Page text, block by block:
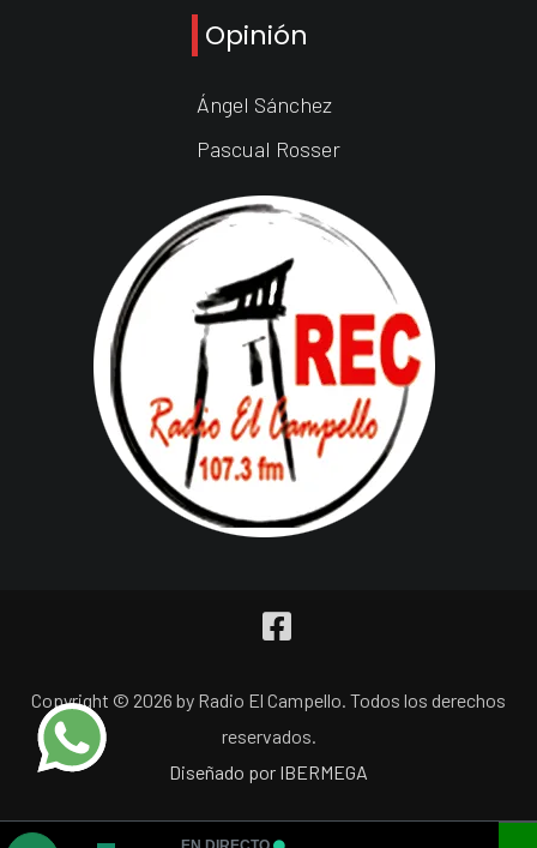
Opinión
Ángel Sánchez
Pascual Rosser
Copyright © 2026 by Radio El Campello. Todos los derechos
reservados.
Diseñado por IBERMEGA